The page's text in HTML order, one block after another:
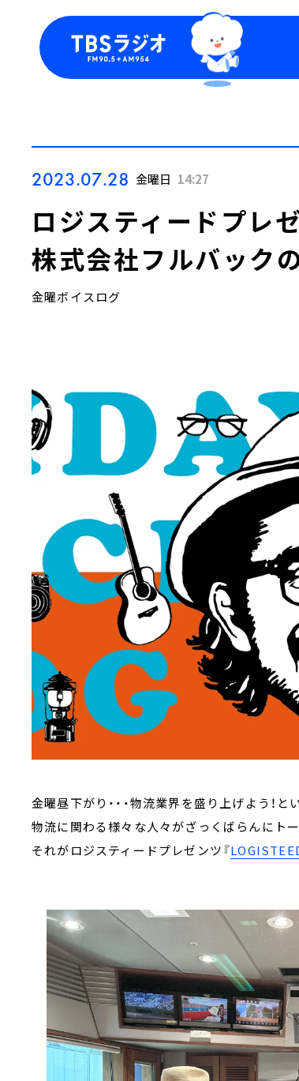
2023.07.28 金曜日 14:27
ロジスティードプレ
株式会社フルバック
金曜ボイスログ
金曜昼下がり・・・物流業界を盛り上げよう！と
物流に関わる様々な人々がざっくばらんにトー
それがロジスティードプレゼンツ『